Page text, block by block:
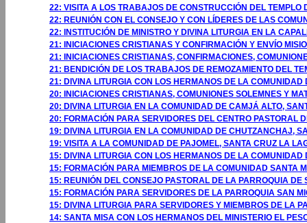
22: VISITA A LOS TRABAJOS DE CONSTRUCCIÓN DEL
22: REUNIÓN CON EL CONSEJO Y CON LÍDERES DE LAS
22: INSTITUCIÓN DE MINISTRO Y DIVINA LITURGIA EN LA
21: INICIACIONES CRISTIANAS Y CONFIRMACIÓN Y ENVÍO
21: INICIACIONES CRISTIANAS, CONFIRMACIONES,
21: BENDICIÓN DE LOS TRABAJOS DE REMOZAMIENTO DEL
21: DIVINA LITURGIA CON LOS HERMANOS DE LA
20: INICIACIONES CRISTIANAS, COMUNIONES SOLEMNES Y
20: DIVINA LITURGIA EN LA COMUNIDAD DE CAMJÁ ALTO,
20: FORMACIÓN PARA SERVIDORES DEL CENTRO
19: DIVINA LITURGIA EN LA COMUNIDAD DE CHUTZANCHAJ,
19: VISITA A LA COMUNIDAD DE PAJOMEL, SANTA CRUZ LA
15: DIVINA LITURGIA CON LOS HERMANOS DE LA
15: FORMACIÓN PARA MIEMBROS DE LA COMUNIDAD SANTA
15: REUNIÓN DEL CONSEJO PASTORAL DE LA PARROQUIA
15: FORMACIÓN PARA SERVIDORES DE LA PARROQUIA SAN
15: DIVINA LITURGIA PARA SERVIDORES Y MIEMBROS DE LA
14: SANTA MISA CON LOS HERMANOS DEL MINISTERIO EL